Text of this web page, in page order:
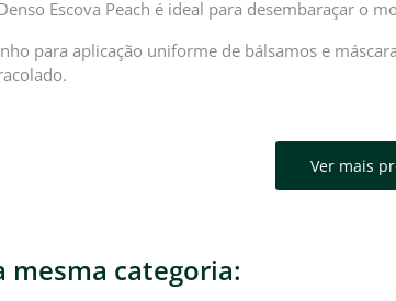
Escova Peach é ideal para desembaraçar o
para aplicação uniforme de bálsamos e
Ver mais
categoria: